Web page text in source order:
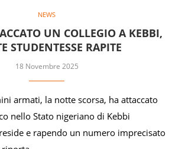
NEWS
UN COLLEGIO A KEBBI,
STUDENTESSE RAPITE
18 Novembre 2025
armati, la notte scorsa, ha attaccato
nello Stato nigeriano di Kebbi
e rapendo un numero imprecisato